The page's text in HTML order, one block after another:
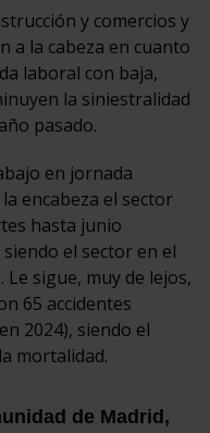
y comercios y
a la cabeza en cuanto
laboral con baja,
la siniestralidad
pasado.
en jornada
encabeza el sector
hasta junio
el sector en el
sigue, muy de lejos,
65 accidentes
2024), siendo el
mortalidad.
de Madrid,